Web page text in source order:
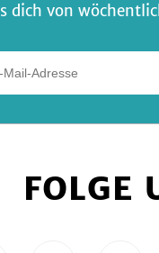
dich von
FOLGE